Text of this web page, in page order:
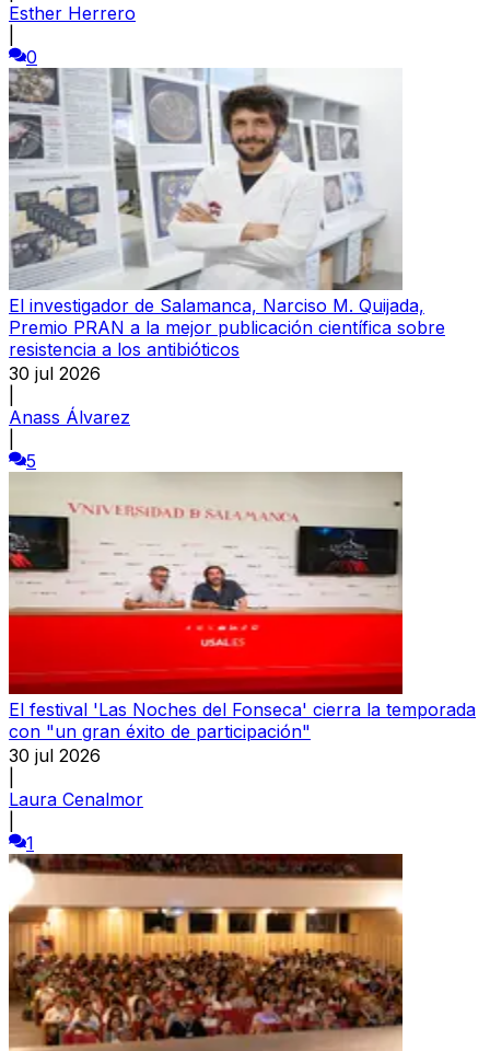
Esther Herrero
0
El investigador de Salamanca, Narciso M. Quijada,
Premio PRAN a la mejor publicación científica sobre
resistencia a los antibióticos
30 jul 2026
Anass Álvarez
5
El festival 'Las Noches del Fonseca' cierra la temporada
con "un gran éxito de participación"
30 jul 2026
Laura Cenalmor
1